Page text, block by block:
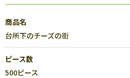
商品名
台所下のチーズの街
ピース数
500ピース